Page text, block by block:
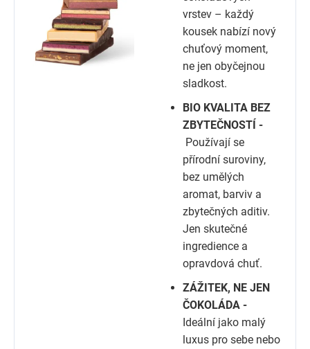
vrstev – každý
kousek nabízí nový
chuťový moment,
ne jen obyčejnou
sladkost.
BIO KVALITA BEZ
ZBYTEČNOSTÍ -
Používají se
přírodní suroviny,
bez umělých
aromat, barviv a
zbytečných aditiv.
Jen skutečné
ingredience a
opravdová chuť.
ZÁŽITEK, NE JEN
ČOKOLÁDA -
Ideální jako malý
luxus pro sebe nebo